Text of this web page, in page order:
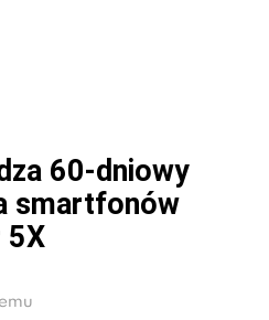
60-dniowy
smartfonów
5X